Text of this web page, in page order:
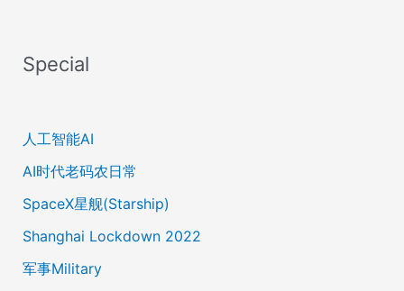
Special
人工智能AI
AI时代老码农日常
SpaceX星舰(Starship)
Shanghai Lockdown 2022
军事Military